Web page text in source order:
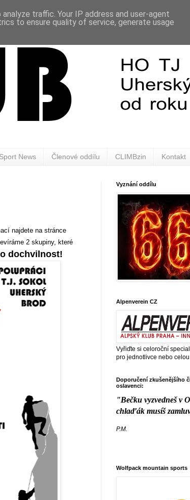
News Členové oddílu CLIMBzin Kontakt
najdete na stránce
2 skupiny, které
dochvilnost!
Vyznání oddílu
Alpenverein CZ
Vyřiďte si celoroční
pro jednotlivce nebo
Doporučení zkušenějšího
oslavenci:
"Bečku vyzvedneš v
chlaďák musíš
P.M.
Wolfpack mountain sports
traffic. Your IP address and user-agent
to ensure quality of service, generate usage